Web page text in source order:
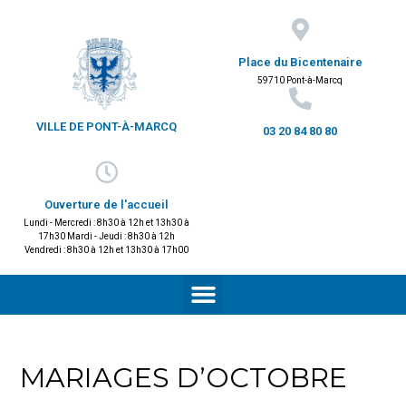
VILLE DE PONT-À-MARCQ
Place du Bicentenaire
59710 Pont-à-Marcq
03 20 84 80 80
Ouverture de l'accueil
Lundi - Mercredi : 8h30 à 12h et 13h30 à
17h30 Mardi - Jeudi : 8h30 à 12h
Vendredi : 8h30 à 12h et 13h30 à 17h00
MARIAGES D’OCTOBRE